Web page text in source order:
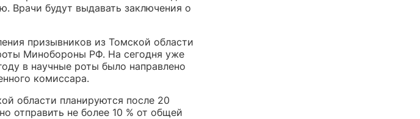
Врачи будут выдавать заключения о
призывников из Томской области
Минобороны РФ. На сегодня уже
в научные роты было направлено
комиссара.
области планируются после 20
отправить не более 10 % от общей